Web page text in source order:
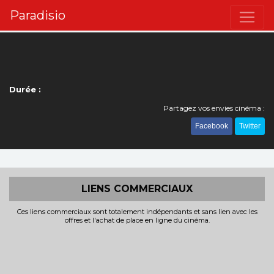
Paradisio
Durée :
Partagez vos envies cinéma :
Facebook Twitter
LIENS COMMERCIAUX
Ces liens commerciaux sont totalement indépendants et sans lien avec les
offres et l'achat de place en ligne du cinéma.